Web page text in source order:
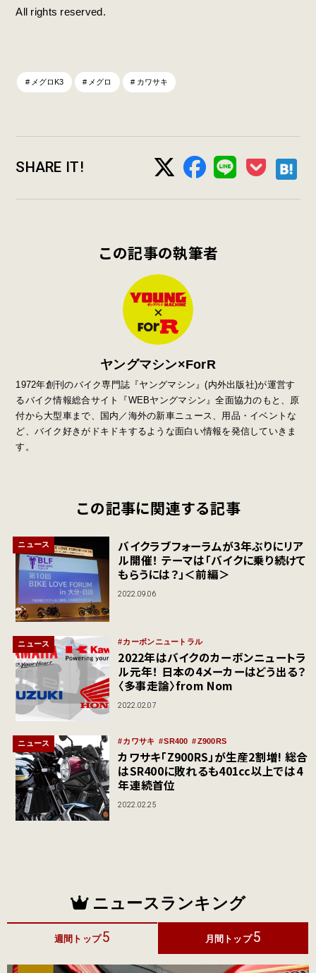
All rights reserved.
メグロK3 メグロ カワサキ
SHARE IT!
この記事の執筆者
ヤングマシン×ForR
1972年創刊のバイク専門誌『ヤングマシン』(内外出版社)が運営す
るバイク情報総合サイト『WEBヤングマシン』全面協力のもと、原
付から大型車まで、国内／海外の新車ニュース、用品・イベントな
ど、バイク好きがドキドキするような面白い情報を発信していきま
す。
この記事に関連する記事
ニュース
バイクラブフォーラムが3年ぶりにリア
ル開催！ テーマは「バイクに乗り続けて
もらうには？」＜前編＞
2022.09.06
ニュース カーボンニュートラル
2022年はバイクのカーボンニュートラ
ル元年！ 日本の4メーカーはどう出る？
〈多事走論〉from Nom
2022.02.07
ニュース カワサキ SR400 Z900RS
カワサキ「Z900RS」が生産2割増! 総合
はSR400に敗れるも401cc以上では4
年連続首位
2022.02.25
ニュースランキング
週間トップ5 月間トップ 5